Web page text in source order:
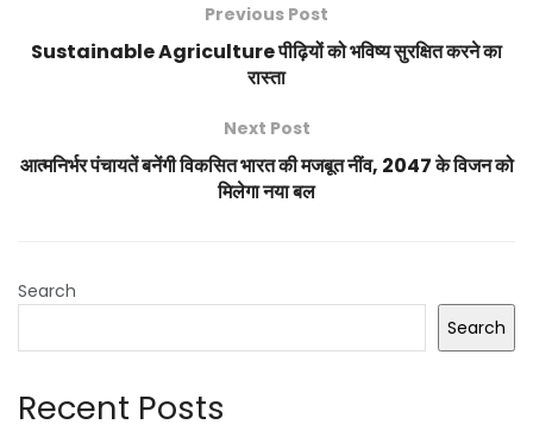
Previous Post
Sustainable Agriculture पीढ़ियों को भविष्य सुरक्षित करने का
रास्ता
Next Post
आत्मनिर्भर पंचायतें बनेंगी विकसित भारत की मजबूत नींव, 2047 के विजन को
मिलेगा नया बल
Search
Search
Recent Posts